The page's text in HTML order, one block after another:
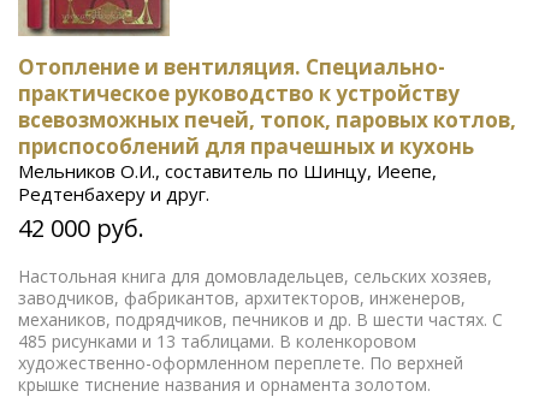
Отопление и вентиляция. Специально-
практическое руководство к устройству
всевозможных печей, топок, паровых котлов,
приспособлений для прачешных и кухонь
Мельников О.И., составитель по Шинцу, Иеепе,
Редтенбахеру и друг.
42 000 руб.
Настольная книга для домовладельцев, сельских хозяев,
заводчиков, фабрикантов, архитекторов, инженеров,
механиков, подрядчиков, печников и др. В шести частях. С
485 рисунками и 13 таблицами. В коленкоровом
художественно-оформленном переплете. По верхней
крышке тиснение названия и орнамента золотом.